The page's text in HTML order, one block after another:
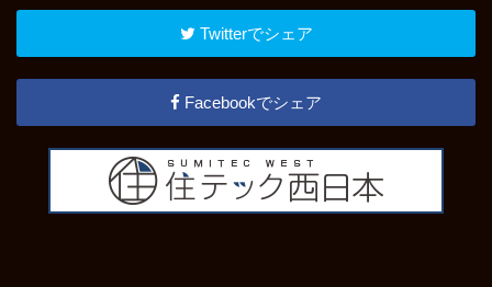
Twitterでシェア
Facebookでシェア